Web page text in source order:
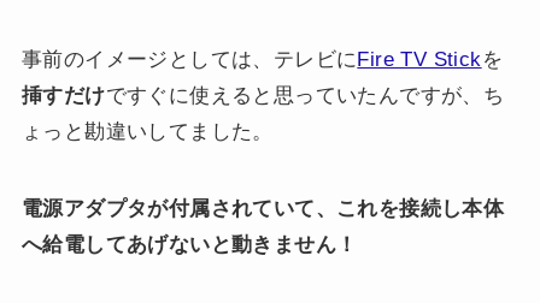
事前のイメージとしては、テレビに Fire TV Stickを
挿すだけですぐに使えると思っていたんですが、ち
ょっと勘違いしてました。
電源アダプタが付属されていて、これを接続し本体
へ給電してあげないと動きません！